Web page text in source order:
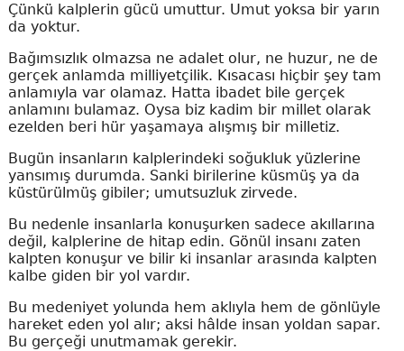
Çünkü kalplerin gücü umuttur. Umut yoksa bir yarın
da yoktur.
Bağımsızlık olmazsa ne adalet olur, ne huzur, ne de
gerçek anlamda milliyetçilik. Kısacası hiçbir şey tam
anlamıyla var olamaz. Hatta ibadet bile gerçek
anlamını bulamaz. Oysa biz kadim bir millet olarak
ezelden beri hür yaşamaya alışmış bir milletiz.
Bugün insanların kalplerindeki soğukluk yüzlerine
yansımış durumda. Sanki birilerine küsmüş ya da
küstürülmüş gibiler; umutsuzluk zirvede.
Bu nedenle insanlarla konuşurken sadece akıllarına
değil, kalplerine de hitap edin. Gönül insanı zaten
kalpten konuşur ve bilir ki insanlar arasında kalpten
kalbe giden bir yol vardır.
Bu medeniyet yolunda hem aklıyla hem de gönlüyle
hareket eden yol alır; aksi hâlde insan yoldan sapar.
Bu gerçeği unutmamak gerekir.